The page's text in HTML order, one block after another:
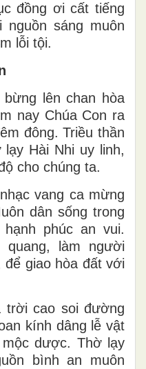
đồng ơi cất tiếng
nguồn sáng muôn
lỗi tội.
lên chan hòa
nay Chúa Con ra
đông. Triều thần
Hài Nhi uy linh,
cho chúng ta.
vang ca mừng
dân sống trong
phúc an vui.
làm người
giao hòa đất với
trời cao soi đường
kính dâng lễ vật
dược. Thờ lạy
bình an muôn